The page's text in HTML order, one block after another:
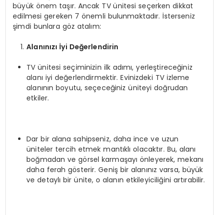
büyük önem taşır. Ancak TV ünitesi seçerken dikkat
edilmesi gereken 7 önemli bulunmaktadır. İsterseniz
şimdi bunlara göz atalım:
Alanınızı İyi Değerlendirin
TV ünitesi seçiminizin ilk adımı, yerleştireceğiniz
alanı iyi değerlendirmektir. Evinizdeki TV izleme
alanının boyutu, seçeceğiniz üniteyi doğrudan
etkiler.
Dar bir alana sahipseniz, daha ince ve uzun
üniteler tercih etmek mantıklı olacaktır. Bu, alanı
boğmadan ve görsel karmaşayı önleyerek, mekanı
daha ferah gösterir. Geniş bir alanınız varsa, büyük
ve detaylı bir ünite, o alanın etkileyiciliğini artırabilir.